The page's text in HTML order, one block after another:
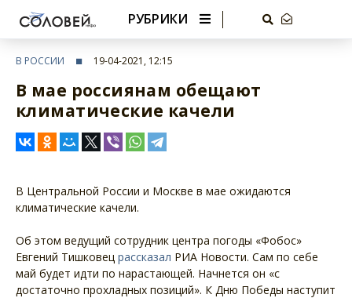
РУБРИКИ
В РОССИИ 19-04-2021, 12:15
В мае россиянам обещают
климатические качели
В Центральной России и Москве в мае ожидаются
климатические качели.
Об этом ведущий сотрудник центра погоды «Фобос»
Евгений Тишковец рассказал РИА Новости. Сам по себе
май будет идти по нарастающей. Начнется он «с
достаточно прохладных позиций». К Дню Победы наступит